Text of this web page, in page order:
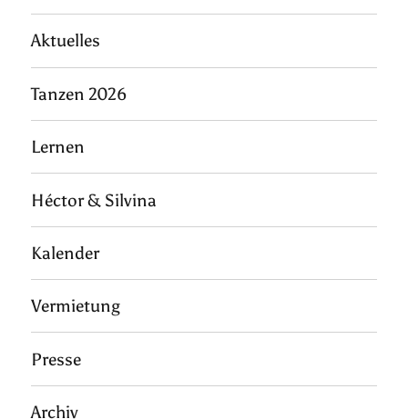
Aktuelles
Tanzen 2026
Lernen
Héctor & Silvina
Kalender
Vermietung
Presse
Archiv